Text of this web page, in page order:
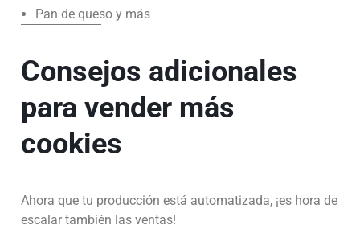
Pan de queso y más
Consejos adicionales
para vender más
cookies
Ahora que tu producción está automatizada, ¡es hora de
escalar también las ventas!